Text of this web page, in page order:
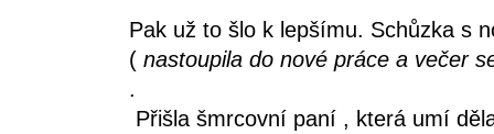
Pak už to šlo k lepšímu. Schůzka s
( nastoupila do nové práce a večer
.
Přišla šmrcovní paní , která umí